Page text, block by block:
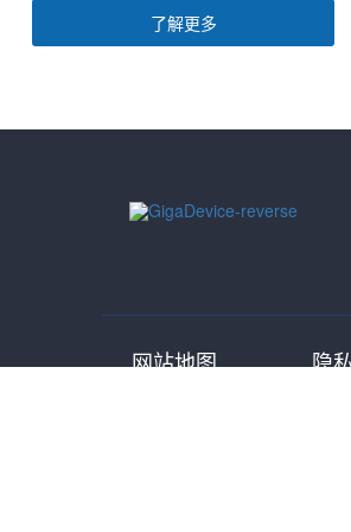
了解更多
网站地图 隐